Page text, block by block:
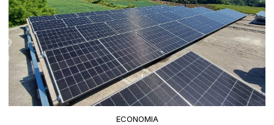
ECONOMIA